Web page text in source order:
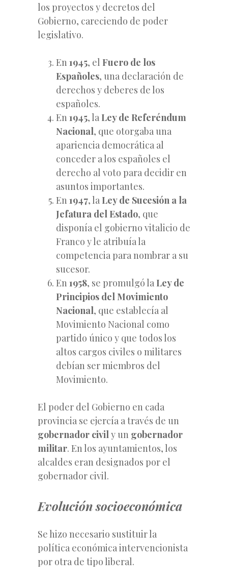
los proyectos y decretos del
Gobierno, careciendo de poder
legislativo.
En 1945, el Fuero de los
Españoles, una declaración de
derechos y deberes de los
españoles.
En 1945, laLey de Referéndum
Nacional, que otorgaba una
apariencia democrática al
conceder a los españoles el
derecho al voto para decidir en
asuntos importantes.
En 1947, laLey de Sucesión a la
Jefatura del Estado, que
disponía el gobierno vitalicio de
Franco y le atribuía la
competencia para nombrar a su
sucesor.
En 1958, se promulgó laLey de
Principios del Movimiento
Nacional, que establecía al
Movimiento Nacional como
partido único y que todos los
altos cargos civiles o militares
debían ser miembros del
Movimiento.
El poder del Gobierno en cada
provincia se ejercía a través de un
gobernador civily un gobernador
militar. En los ayuntamientos, los
alcaldes eran designados por el
gobernador civil.
Evolución socioeconómica
Se hizo necesario sustituir la
política económica intervencionista
por otra de tipo liberal.